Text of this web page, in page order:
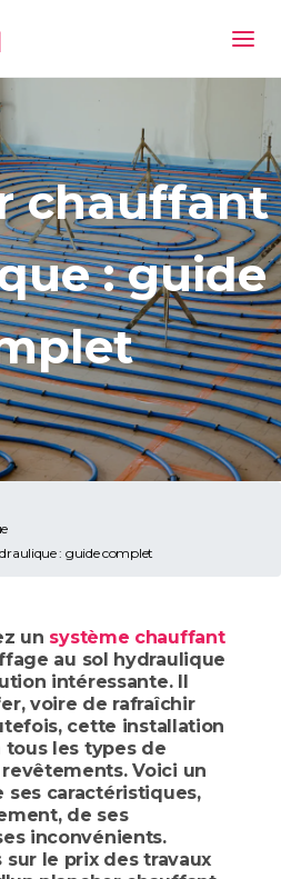
chauffant
: guide
: guide complet
un système chauffant
au sol hydraulique
intéressante. Il
voire de rafraîchir
cette installation
tous les types de
Voici un
caractéristiques,
de ses
inconvénients.
le prix des travaux